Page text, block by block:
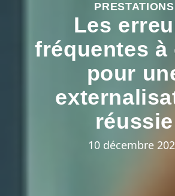
PRESTATIONS
Les
fréquentes à
pour
réussie
10 décembre